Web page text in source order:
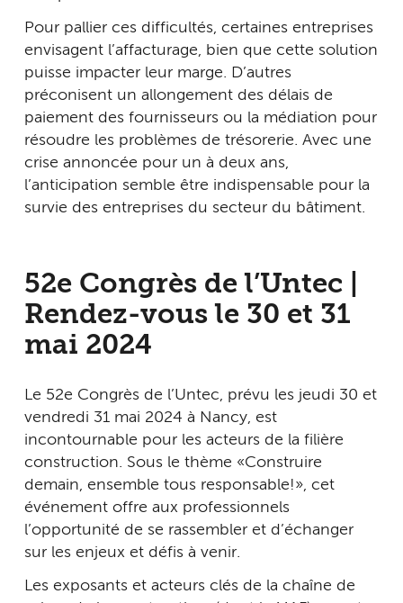
Pour pallier ces difficultés, certaines entreprises
envisagent l’affacturage, bien que cette solution
puisse impacter leur marge. D’autres
préconisent un allongement des délais de
paiement des fournisseurs ou la médiation pour
résoudre les problèmes de trésorerie. Avec une
crise annoncée pour un à deux ans,
l’anticipation semble être indispensable pour la
survie des entreprises du secteur du bâtiment.
52e Congrès de l’Untec |
Rendez-vous le 30 et 31
mai 2024
Le 52e Congrès de l’Untec, prévu les jeudi 30 et
vendredi 31 mai 2024 à Nancy, est
incontournable pour les acteurs de la filière
construction. Sous le thème « Construire
demain, ensemble tous responsable ! », cet
événement offre aux professionnels
l’opportunité de se rassembler et d’échanger
sur les enjeux et défis à venir.
Les exposants et acteurs clés de la chaîne de